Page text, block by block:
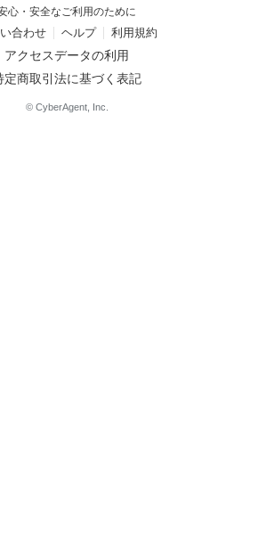
心・安全なご利用のために
合わせ ヘルプ 利用規約
アクセスデータの利用
定商取引法に基づく表記
© CyberAgent, Inc.